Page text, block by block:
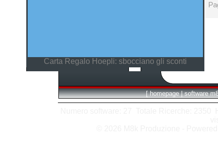
Carta Regalo Hoepli: sbocciano gli sconti
[ homepage | software